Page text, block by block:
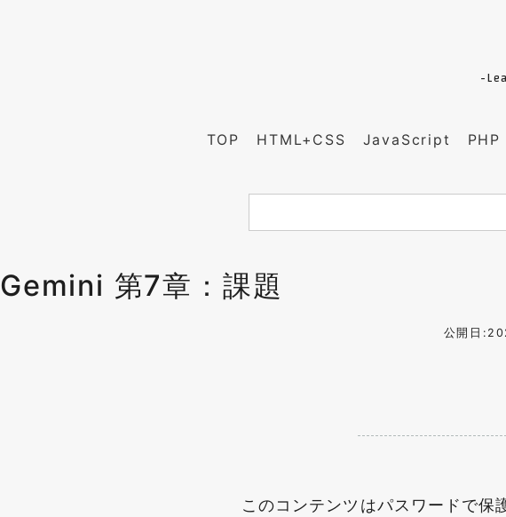
-
TOP HTML+CSS JavaScript PHP
Gemini 第7章：課題
公開日
このコンテンツはパスワードで保